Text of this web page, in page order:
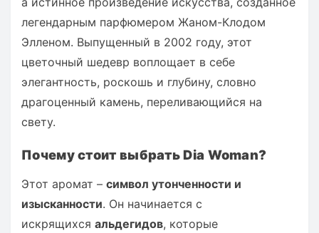
легендарным парфюмером Жаном-Клодом
Элленом. Выпущенный в 2002 году, этот
цветочный шедевр воплощает в себе
элегантность, роскошь и глубину, словно
драгоценный камень, переливающийся на
свету.
Почему стоит выбрать Dia Woman?
Этот аромат – символ утонченности и
изысканности. Он начинается с
искрящихся альдегидов, которые